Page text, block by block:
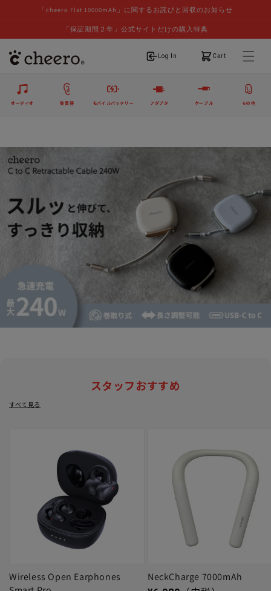
「cheero Flat 10000mAh」に関するお詫びと回収のお知らせ
「保証期間２年」公式サイトだけの購入特典
Log In
ログイン Cart
カート
オーディオ 集音器 モバイルバッテリー アダプタ ケーブル その他
スタッフおすすめ
すべて見る
Wireless Open Earphones
NeckCharge 7000mAh